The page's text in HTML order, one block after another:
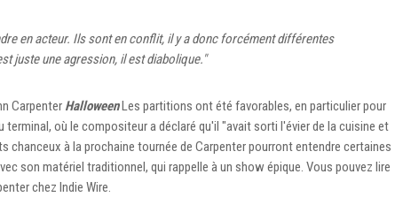
en acteur. Ils sont en conflit, il y a donc forcément différentes
juste une agression, il est diabolique."
Carpenter HalloweenLes partitions ont été favorables, en particulier pour
terminal, où le compositeur a déclaré qu'il "avait sorti l'évier de la cuisine et
chanceux à la prochaine tournée de Carpenter pourront entendre certaines
son matériel traditionnel, qui rappelle à un show épique. Vous pouvez lire
chez Indie Wire.